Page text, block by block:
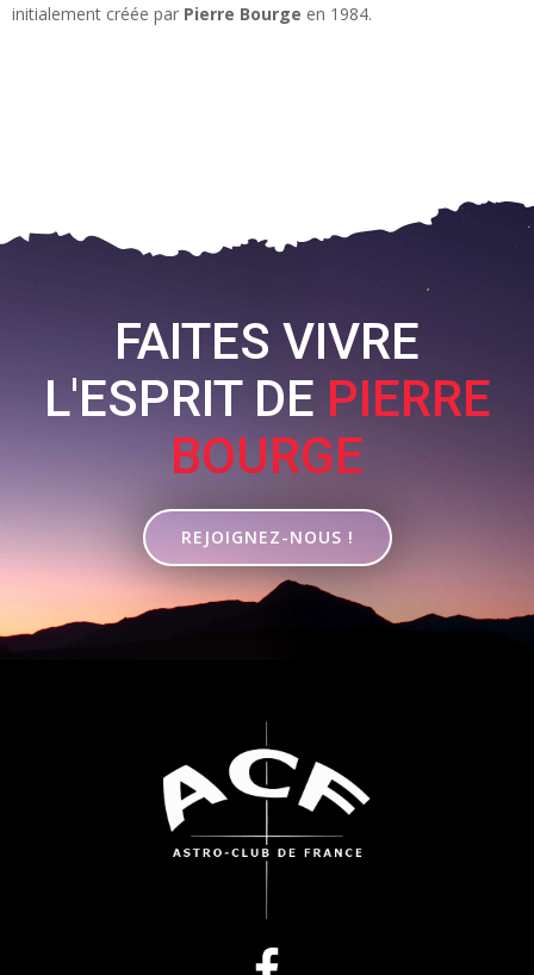
initialement créée par Pierre Bourge en 1984.
FAITES VIVRE
L'ESPRIT DE PIERRE
BOURGE
REJOIGNEZ-NOUS !